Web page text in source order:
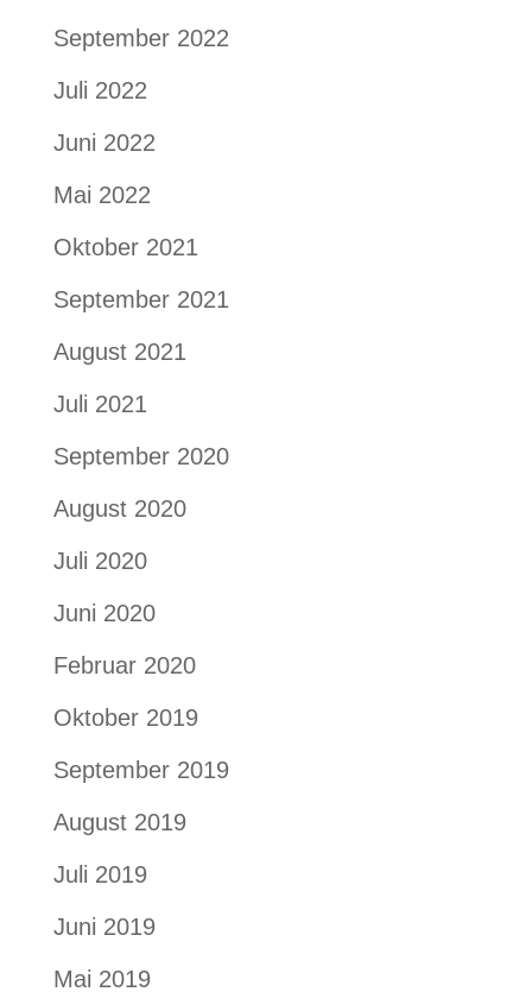
September 2022
Juli 2022
Juni 2022
Mai 2022
Oktober 2021
September 2021
August 2021
Juli 2021
September 2020
August 2020
Juli 2020
Juni 2020
Februar 2020
Oktober 2019
September 2019
August 2019
Juli 2019
Juni 2019
Mai 2019